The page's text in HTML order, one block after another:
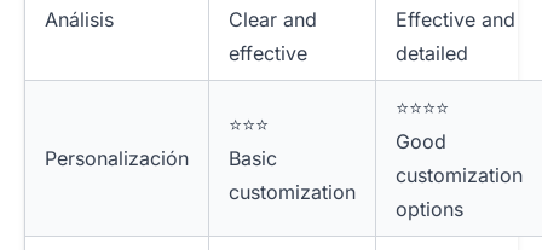
Análisis
Clear and
effective
Effective and
detailed
Personalización
⭐⭐⭐
Basic
customization
⭐⭐⭐⭐
Good
customization
options